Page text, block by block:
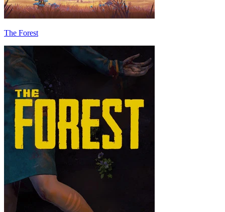
The Forest